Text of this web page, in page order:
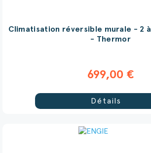
Climatisation réversible murale - 2 à
- Thermor
699,00 €
Détails